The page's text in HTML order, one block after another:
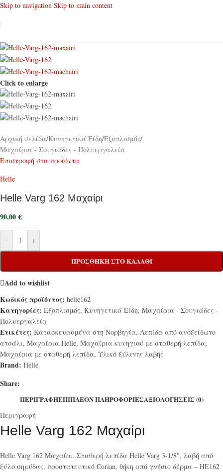
Skip to navigation Skip to main content
Click to enlarge
Αρχική σελίδα/Κυνηγετικά Είδη/Εξοπλισμός/
Μαχαίρια - Σουγιάδες - Πολυεργαλεία
Επιστροφή στα προϊόντα
Helle
Helle Varg 162 Μαχαίρι
90,00€
- +
ΠΡΟΣΘΉΚΗ ΣΤΟ ΚΑΛΆΘΙ
Add to wishlist
Κωδικός προϊόντος: helle162
Κατηγορίες: Εξοπλισμός, Κυνηγετικά Είδη, Μαχαίρια - Σουγιάδες -
Πολυεργαλεία
Ετικέτες: Κατασκευασμένα στη Νορβηγία, Λεπίδα από ανοξείδωτο
ατσάλι, Μαχαίρια Helle, Μαχαίρια κυνηγιού με σταθερή λεπίδα,
Μαχαίρια με σταθερή λεπίδα, Υλικό ξύλινης λαβής
Brand: Helle
Share:
ΠΕΡΙΓΡΑΦΉΕΠΙΠΛΈΟΝ ΠΛΗΡΟΦΟΡΊΕΣΑΞΙΟΛΟΓΉΣΕΙΣ (0)
Περιγραφή
Helle Varg 162 Μαχαίρι
Helle Varg 162 Μαχαίρι. Σταθερή λεπίδα Helle Varg 3-1/8″, λαβή από
ξύλο σημύδας, προστατευτικό Corian, θήκη από γνήσιο δέρμα – HE162